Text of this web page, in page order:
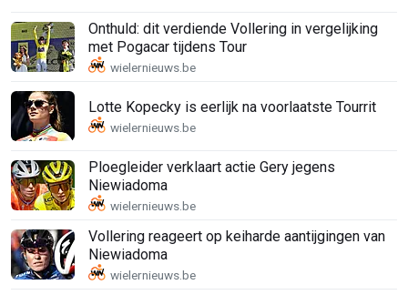
Onthuld: dit verdiende Vollering in vergelijking
met Pogacar tijdens Tour
Lotte Kopecky is eerlijk na voorlaatste Tourrit
Ploegleider verklaart actie Gery jegens
Niewiadoma
Vollering reageert op keiharde aantijgingen van
Niewiadoma